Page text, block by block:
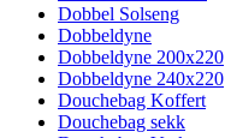
Dobbel Solseng
Dobbeldyne
Dobbeldyne 200x220
Dobbeldyne 240x220
Douchebag Koffert
Douchebag sekk